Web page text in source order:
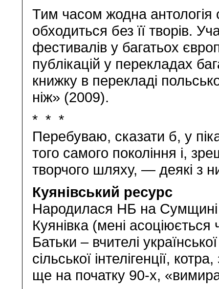
Тим часом жодна антологія
обходиться без її творів.
фестивалів у багатьох
публікацій у перекладах
книжку в перекладі
ніж» (2009).
* * *
Перебуваю, сказати б, у
того самого покоління і,
творчого шляху, — деякі з
Куянівський ресурс
Народилася НБ на Сумщині
Куянівка (мені
Батьки – вчителі
сільської інтелігенції,
ще на початку 90-х,